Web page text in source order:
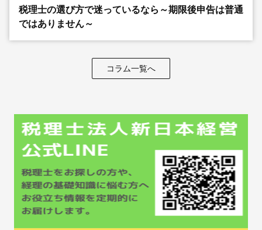
税理士の選び方で迷っているなら～期限後申告は普通
ではありません～
コラム一覧へ